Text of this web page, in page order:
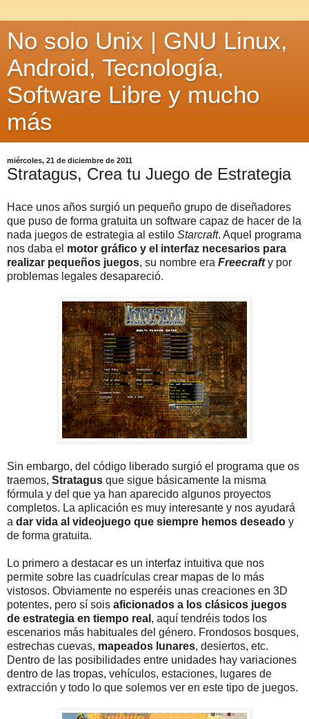
No solo Unix | GNU Linux,
Android, Tecnología,
Software Libre y mucho
más
miércoles, 21 de diciembre de 2011
Stratagus, Crea tu Juego de Estrategia
Hace unos años surgió un pequeño grupo de diseñadores
que puso de forma gratuita un software capaz de hacer de la
nada juegos de estrategia al estilo Starcraft. Aquel programa
nos daba el motor gráfico y el interfaz necesarios para
realizar pequeños juegos, su nombre era Freecrafty por
problemas legales desapareció.
Sin embargo, del código liberado surgió el programa que os
traemos, Stratagus que sigue básicamente la misma
fórmula y del que ya han aparecido algunos proyectos
completos. La aplicación es muy interesante y nos ayudará
a dar vida al videojuego que siempre hemos deseado y
de forma gratuita.
Lo primero a destacar es un interfaz intuitiva que nos
permite sobre las cuadrículas crear mapas de lo más
vistosos. Obviamente no esperéis unas creaciones en 3D
potentes, pero sí sois aficionados a los clásicos juegos
de estrategia en tiempo real , aquí tendréis todos los
escenarios más habituales del género. Frondosos bosques,
estrechas cuevas, mapeados lunares, desiertos, etc.
Dentro de las posibilidades entre unidades hay variaciones
dentro de las tropas, vehículos, estaciones, lugares de
extracción y todo lo que solemos ver en este tipo de juegos.